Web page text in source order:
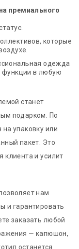
премиального
которые
одежда
функции в любую
станет
подарком. По
упаковку или
пакет. Это
клиента и усилит
нам
и гарантировать
заказать любой
— капюшон,
останется